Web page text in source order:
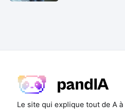
Le site qui explique tout de A